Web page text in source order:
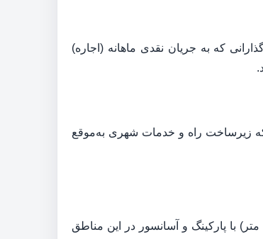
که به جریان نقدی ماهانه (اجاره)
زیرساخت راه و خدمات شهری به‌موقع
Proximity به دانشگاه‌ها تقاضای اجاره دانشجویی ایجاد می‌کند. واحدهای کوچک (تا ۷۰ متر) با پارکینگ و آسانسور در این مناطق